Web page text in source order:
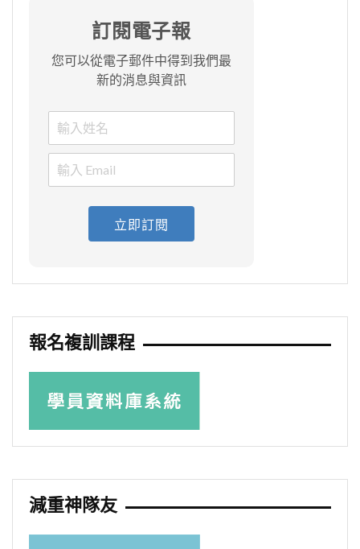
訂閱電子報
您可以從電子郵件中得到我們最
新的消息與資訊
立即訂閱
報名複訓課程
減重神隊友